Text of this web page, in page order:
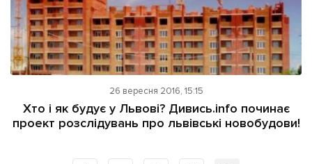
26 вересня 2016, 15:15
Хто і як будує у Львові? Дивись.info починає
проект розслідувань про львівські новобудови!